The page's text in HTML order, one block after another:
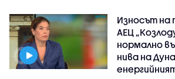
Износът на
АЕЦ
нормално
нива на